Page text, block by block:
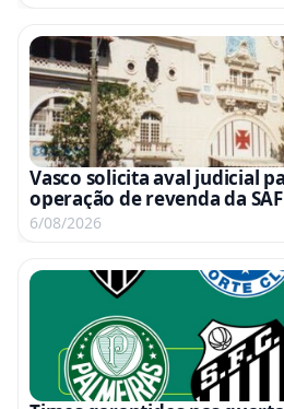
Vasco solicita aval judicial
operação de revenda da SAF
6/08/2026